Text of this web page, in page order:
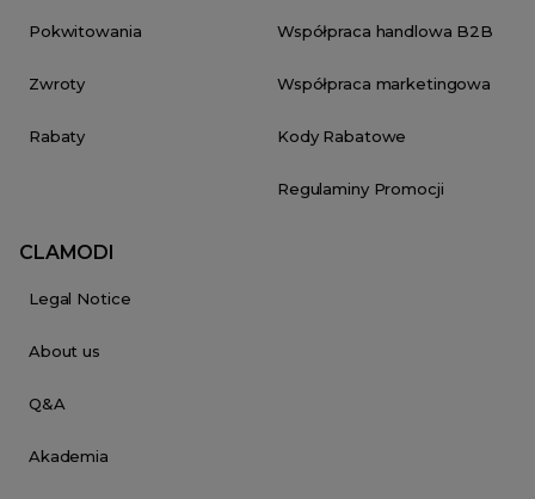
Pokwitowania
Zwroty
Rabaty
Współpraca handlowa B2B
Współpraca marketingowa
Kody Rabatowe
Regulaminy Promocji
CLAMODI
Legal Notice
About us
Q&A
Akademia